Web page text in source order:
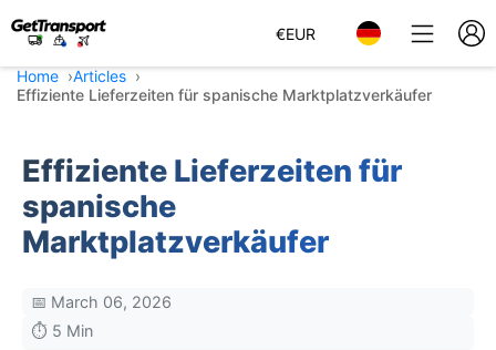
€EUR
Home
Articles
Effiziente Lieferzeiten für spanische Marktplatzverkäufer
Effiziente Lieferzeiten für
spanische
Marktplatzverkäufer
📅 March 06, 2026
⏱️ 5 Min